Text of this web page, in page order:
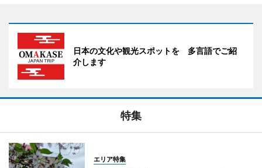
日本の文化や観光スポットを 多言語でご紹
介します
特集
エリア特集